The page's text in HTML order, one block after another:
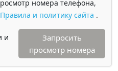
номера телефона,
Правила и политику сайта .
и
Запросить
просмотр номера